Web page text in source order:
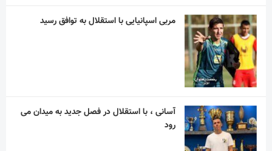
مربی اسپانیایی با استقلال به توافق رسید
آسانی ، با استقلال در فصل جدید به میدان می
رود